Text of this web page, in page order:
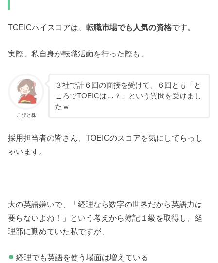
TOEICハイスコアは、転職市場でも人気の資格です。
実際、私自身が転職活動を行った際も、
こびと株
３社で計６回の面接を受けて、６回とも「と
ころでTOEICは…？」という質問を受けまし
たｗ
採用担当者の皆さん、TOEICのスコアを気にしてらっし
ゃいます。
大の英語嫌いで、「経理なら数字の世界だから英語力は
要らないよね！」という考えから簿記１級を取得し、経
理部に勤めていた私ですが、
経理でも英語を使う場面は増えている